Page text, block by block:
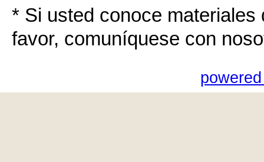
* Si usted conoce
favor, comuníquese con